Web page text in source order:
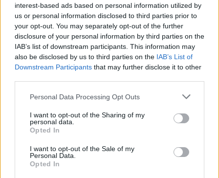
interest-based ads based on personal information utilized by
us or personal information disclosed to third parties prior to
your opt-out. You may separately opt-out of the further
disclosure of your personal information by third parties on the
IAB’s list of downstream participants. This information may
also be disclosed by us to third parties on the IAB’s List of
Downstream Participants that may further disclose it to other
Personal Data Processing Opt Outs
I want to opt-out of the Sharing of my
personal data.
Opted In
I want to opt-out of the Sale of my
Personal Data.
Opted In